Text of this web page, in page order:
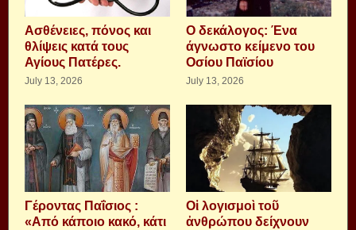
Aσθένειες, πόνος και
θλίψεις κατά τους
Αγίους Πατέρες.
July 13, 2026
Ο δεκάλογος: Ένα
άγνωστο κείμενο του
Οσίου Παϊσίου
July 13, 2026
Γέροντας Παΐσιος :
«Από κάποιο κακό, κάτι
Οἱ λογισμοὶ τοῦ
ἀνθρώπου δείχνουν